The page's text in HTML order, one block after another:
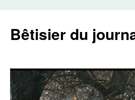
contenu
Bêtisier du